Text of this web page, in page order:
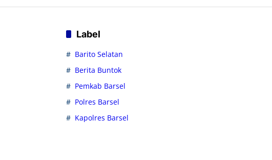
Label
Barito Selatan
Berita Buntok
Pemkab Barsel
Polres Barsel
Kapolres Barsel